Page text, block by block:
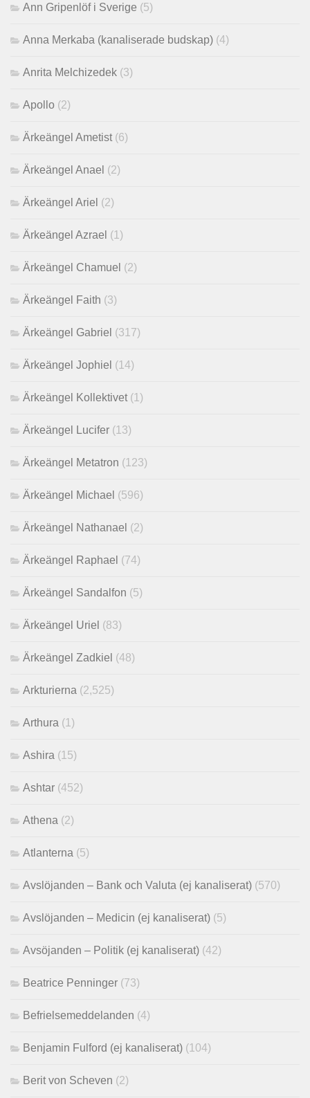
Ann Gripenlöf i Sverige (5)
Anna Merkaba (kanaliserade budskap) (4)
Anrita Melchizedek (3)
Apollo (2)
Ärkeängel Ametist (6)
Ärkeängel Anael (2)
Ärkeängel Ariel (2)
Ärkeängel Azrael (1)
Ärkeängel Chamuel (2)
Ärkeängel Faith (3)
Ärkeängel Gabriel (317)
Ärkeängel Jophiel (14)
Ärkeängel Kollektivet (1)
Ärkeängel Lucifer (13)
Ärkeängel Metatron (123)
Ärkeängel Michael (596)
Ärkeängel Nathanael (2)
Ärkeängel Raphael (74)
Ärkeängel Sandalfon (5)
Ärkeängel Uriel (83)
Ärkeängel Zadkiel (48)
Arkturierna (2,525)
Arthura (1)
Ashira (15)
Ashtar (452)
Athena (2)
Atlanterna (5)
Avslöjanden – Bank och Valuta (ej kanaliserat) (570)
Avslöjanden – Medicin (ej kanaliserat) (5)
Avsöjanden – Politik (ej kanaliserat) (42)
Beatrice Penninger (73)
Befrielsemeddelanden (4)
Benjamin Fulford (ej kanaliserat) (104)
Berit von Scheven (2)